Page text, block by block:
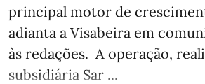
principal motor de
adianta a Visabeira em
às redações. A operação,
subsidiária Sar ...